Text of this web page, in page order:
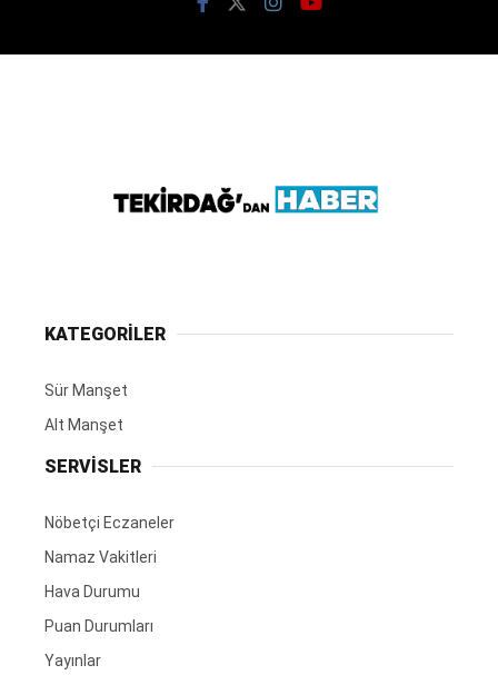
KATEGORİLER
Sür Manşet
Alt Manşet
SERVİSLER
Nöbetçi Eczaneler
Namaz Vakitleri
Hava Durumu
Puan Durumları
Yayınlar